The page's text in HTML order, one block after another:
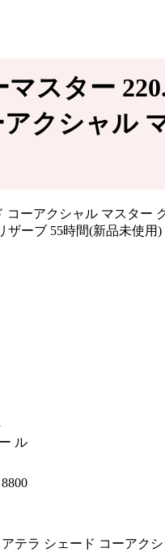
スター
クシャル
ル
テラ シェード コーアク